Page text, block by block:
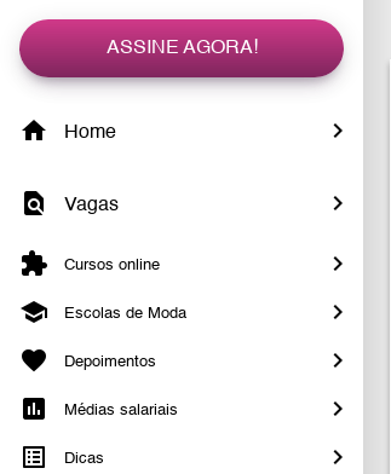
ASSINE AGORA!
Home
Vagas
Cursos online
Escolas de Moda
Depoimentos
Médias salariais
Dicas